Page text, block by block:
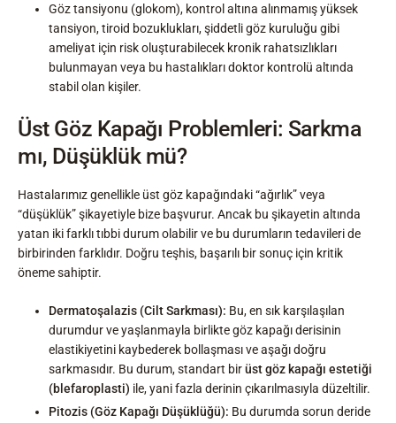
Göz tansiyonu (glokom), kontrol altına alınmamış yüksek
tansiyon, tiroid bozuklukları, şiddetli göz kuruluğu gibi
ameliyat için risk oluşturabilecek kronik rahatsızlıkları
bulunmayan veya bu hastalıkları doktor kontrolü altında
stabil olan kişiler.
Üst Göz Kapağı Problemleri: Sarkma
mı, Düşüklük mü?
Hastalarımız genellikle üst göz kapağındaki “ağırlık” veya
“düşüklük” şikayetiyle bize başvurur. Ancak bu şikayetin altında
yatan iki farklı tıbbi durum olabilir ve bu durumların tedavileri de
birbirinden farklıdır. Doğru teşhis, başarılı bir sonuç için kritik
öneme sahiptir.
Dermatoşalazis (Cilt Sarkması): Bu, en sık karşılaşılan
durumdur ve yaşlanmayla birlikte göz kapağı derisinin
elastikiyetini kaybederek bollaşması ve aşağı doğru
sarkmasıdır. Bu durum, standart birüst göz kapağı estetiği
(blefaroplasti) ile, yani fazla derinin çıkarılmasıyla düzeltilir.
Pitozis (Göz Kapağı Düşüklüğü): Bu durumda sorun deride